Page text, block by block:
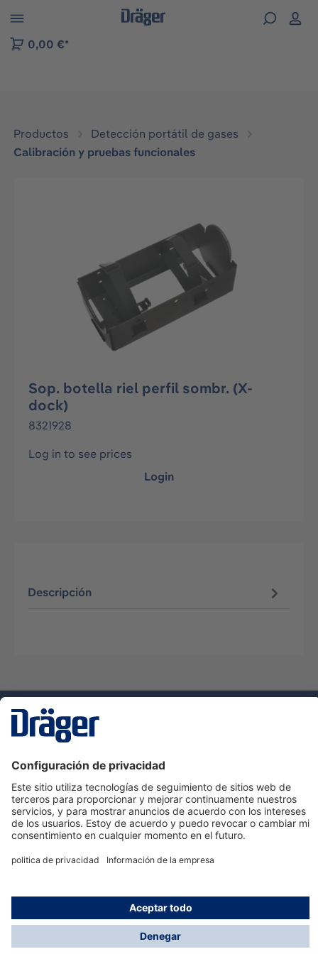
to B2B platform navigation
0,00 €*
Productos
Detección portátil de gases
Calibración y pruebas funcionales
Sop. botella riel perfil sombr. (X-
dock)
8321928
Log in to see prices
Login
Descripción
Servicio de atención al cliente de Dräger
Ayuda
Información
© Dräger Hispania S.A.U., 2024
*Todos los precios no incluyen IVA y posibles gastos